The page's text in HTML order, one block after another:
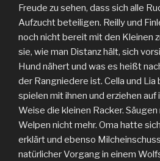
Freude zu sehen, dass sich alle
Aufzucht beteiligen. Reilly und
noch nicht bereit mit den Kleinen
sie, wie man Distanz hält, sich
Hund nähert und was es heißt
der Rangniedere ist. Cella und
spielen mit ihnen und erziehen
Weise die kleinen Racker.
Welpen nicht mehr. Oma hatte
erklärt und ebenso
natürlicher Vorgang in einem